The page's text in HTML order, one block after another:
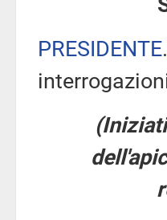
PRESIDENTE